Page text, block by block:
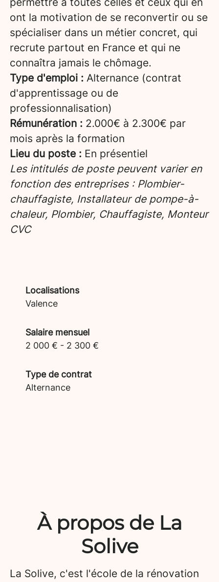
ont la motivation de se reconvertir ou se
spécialiser dans un métier concret, qui
recrute partout en France et qui ne
connaîtra jamais le chômage.
Type d'emploi : Alternance (contrat
d'apprentissage ou de
professionnalisation)
Rémunération : 2.000€ à 2.300€ par
mois après la formation
Lieu du poste : En présentiel
Les intitulés de poste peuvent varier en
fonction des entreprises : Plombier-
chauffagiste, Installateur de pompe-à-
chaleur, Plombier, Chauffagiste, Monteur
CVC
Localisations
Valence
Salaire mensuel
2 000 € - 2 300 €
Type de contrat
Alternance
À propos de La
Solive
La Solive, c'est l'école de la rénovation